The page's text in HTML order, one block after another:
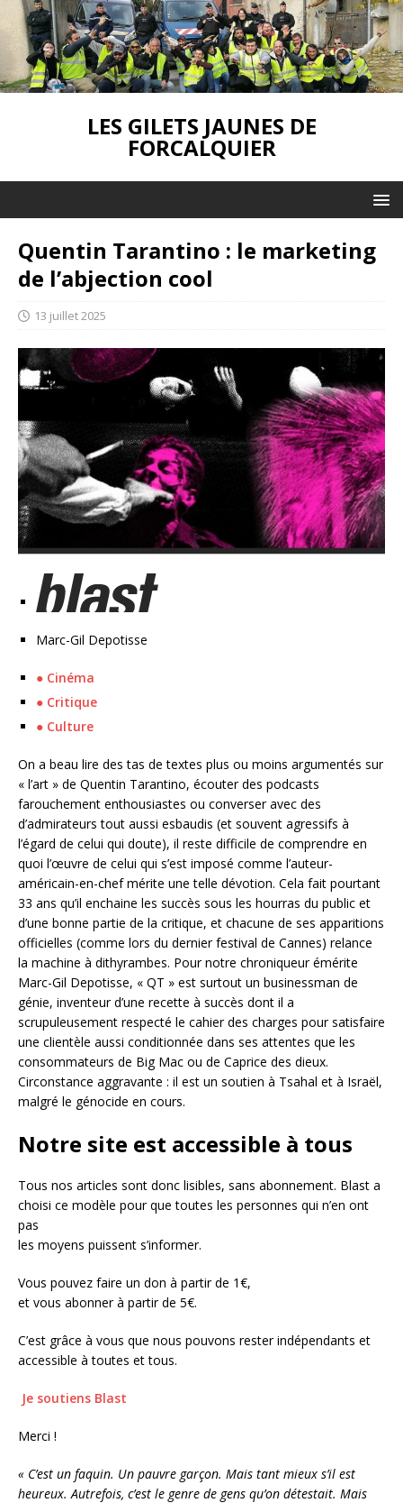
LES GILETS JAUNES DE
FORCALQUIER
Quentin Tarantino : le marketing
de l’abjection cool
13 juillet 2025
Marc-Gil Depotisse
● Cinéma
● Critique
● Culture
On a beau lire des tas de textes plus ou moins argumentés sur
« l’art » de Quentin Tarantino, écouter des podcasts
farouchement enthousiastes ou converser avec des
d’admirateurs tout aussi esbaudis (et souvent agressifs à
l’égard de celui qui doute), il reste difficile de comprendre en
quoi l’œuvre de celui qui s’est imposé comme l’auteur-
américain-en-chef mérite une telle dévotion. Cela fait pourtant
33 ans qu’il enchaine les succès sous les hourras du public et
d’une bonne partie de la critique, et chacune de ses apparitions
officielles (comme lors du dernier festival de Cannes) relance
la machine à dithyrambes. Pour notre chroniqueur émérite
Marc-Gil Depotisse, « QT » est surtout un businessman de
génie, inventeur d’une recette à succès dont il a
scrupuleusement respecté le cahier des charges pour satisfaire
une clientèle aussi conditionnée dans ses attentes que les
consommateurs de Big Mac ou de Caprice des dieux.
Circonstance aggravante : il est un soutien à Tsahal et à Israël,
malgré le génocide en cours.
Notre site est accessible à tous
Tous nos articles sont donc lisibles, sans abonnement. Blast a
choisi ce modèle pour que toutes les personnes qui n’en ont
pas
les moyens puissent s’informer.
Vous pouvez faire un don à partir de 1€,
et vous abonner à partir de 5€.
C’est grâce à vous que nous pouvons rester indépendants et
accessible à toutes et tous.
Je soutiens Blast
Merci !
« C’est un faquin. Un pauvre garçon. Mais tant mieux s’il est
heureux. Autrefois, c’est le genre de gens qu’on détestait. Mais